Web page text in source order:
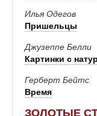
Илья Одегов
Пришельцы
Джузеппе Белли
Картинки с
Герберт Бейтс
Время
ЗОЛОТЫЕ